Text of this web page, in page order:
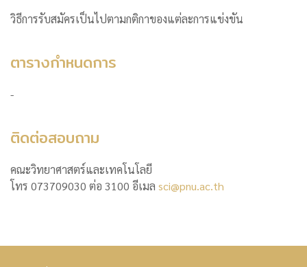
วิธีการรับสมัครเป็นไปตามกติกาของแต่ละการแข่งขัน
ตารางกำหนดการ
-
ติดต่อสอบถาม
คณะวิทยาศาสตร์และเทคโนโลยี
โทร 073709030 ต่อ 3100 อีเมล sci@pnu.ac.th